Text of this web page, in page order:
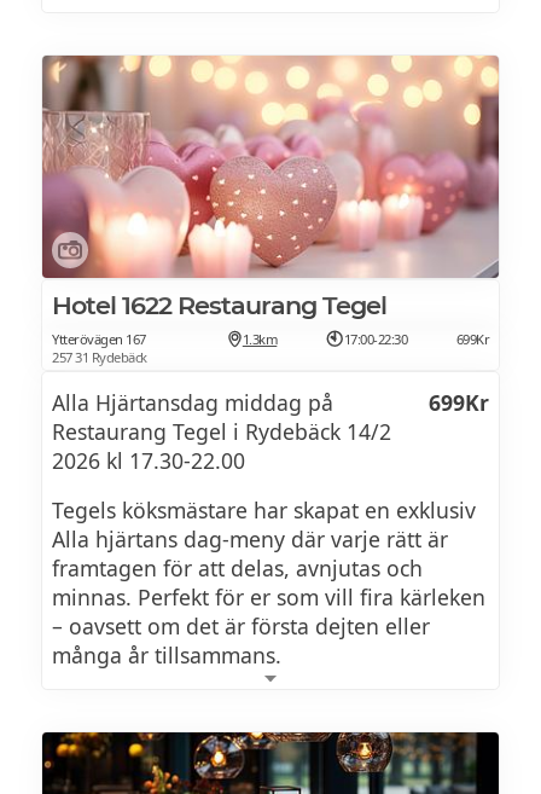
Hotel 1622 Restaurang Tegel
Ytterövägen 167
257 31 Rydebäck
1.3km 17:00-22:30 699Kr
Alla Hjärtansdag middag på
Restaurang Tegel i Rydebäck 14/2
2026 kl 17.30-22.00
699Kr
Tegels köksmästare har skapat en exklusiv
Alla hjärtans dag-meny där varje rätt är
framtagen för att delas, avnjutas och
minnas. Perfekt för er som vill fira kärleken
– oavsett om det är första dejten eller
många år tillsammans.
Se brunchmeny >>